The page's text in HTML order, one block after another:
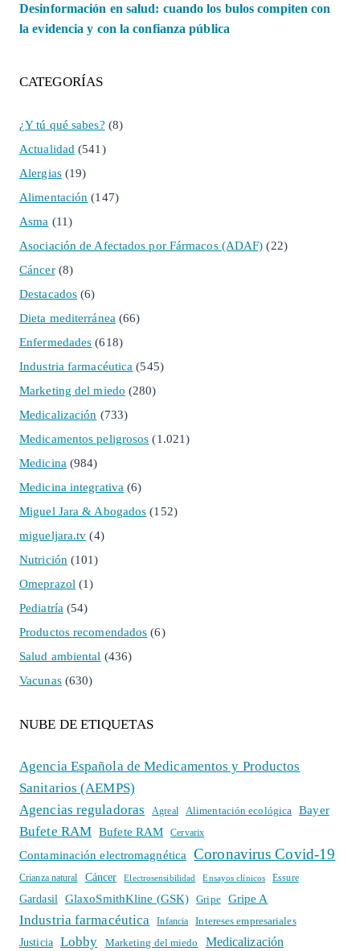
Desinformación en salud: cuando los bulos compiten con
la evidencia y con la confianza pública
CATEGORÍAS
¿Y tú qué sabes? (8)
Actualidad (541)
Alergias(19)
Alimentación (147)
Asma (11)
Asociación de Afectados por Fármacos (ADAF) (22)
Cáncer(8)
Destacados (6)
Dieta mediterránea (66)
Enfermedades (618)
Industria farmacéutica (545)
Marketing del miedo (280)
Medicalización (733)
Medicamentos peligrosos (1.021)
Medicina (984)
Medicina integrativa (6)
Miguel Jara & Abogados (152)
migueljara.tv (4)
Nutrición (101)
Omeprazol (1)
Pediatría (54)
Productos recomendados (6)
Salud ambiental (436)
Vacunas(630)
NUBE DE ETIQUETAS
Agencia Española de Medicamentos y Productos
Sanitarios (AEMPS)
Agencias reguladoras
Agreal Alimentación ecológica Bayer
Bufete RAM Bufete RAM Cervarix
Contaminación electromagnética Coronavirus Covid-19
Crianza natural Cáncer Electrosensibilidad Ensayos clínicos Essure
Gardasil GlaxoSmithKline (GSK) Gripe Gripe A
Industria farmacéutica Infancia
Intereses empresariales
Justicia
Lobby Marketing del miedo Medicalización